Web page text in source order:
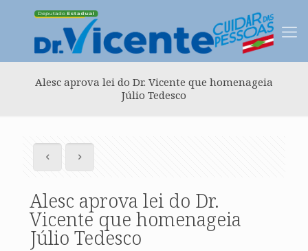
Alesc aprova lei do Dr. Vicente que homenageia
Júlio Tedesco
Alesc aprova lei do Dr.
Vicente que homenageia
Júlio Tedesco